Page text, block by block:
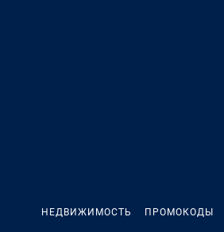
НЕДВИЖИМОСТЬ ПРОМОКОДЫ